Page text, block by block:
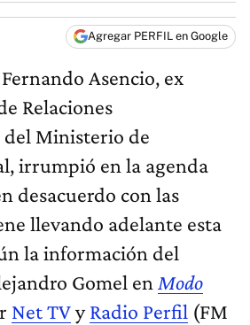
Agregar PERFIL en Google
Asencio, ex
Relaciones
Ministerio de
irrumpió en la agenda
desacuerdo con las
llevando adelante esta
la información del
Gomel en Modo
Net TVyRadio Perfil (FM